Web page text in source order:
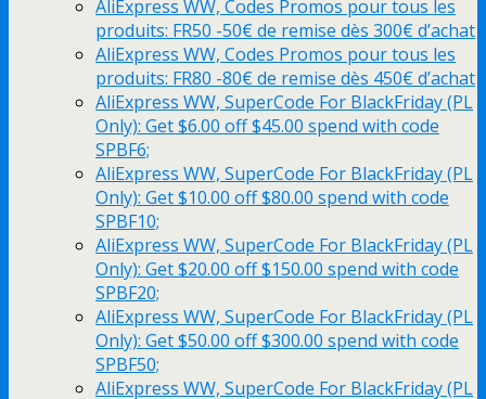
AliExpress WW, Codes Promos pour tous les
produits: FR50 -50€ de remise dès 300€ d’achat
AliExpress WW, Codes Promos pour tous les
produits: FR80 -80€ de remise dès 450€ d’achat
AliExpress WW, SuperCode For BlackFriday (PL
Only): Get $6.00 off $45.00 spend with code
SPBF6;
AliExpress WW, SuperCode For BlackFriday (PL
Only): Get $10.00 off $80.00 spend with code
SPBF10;
AliExpress WW, SuperCode For BlackFriday (PL
Only): Get $20.00 off $150.00 spend with code
SPBF20;
AliExpress WW, SuperCode For BlackFriday (PL
Only): Get $50.00 off $300.00 spend with code
SPBF50;
AliExpress WW, SuperCode For BlackFriday (PL